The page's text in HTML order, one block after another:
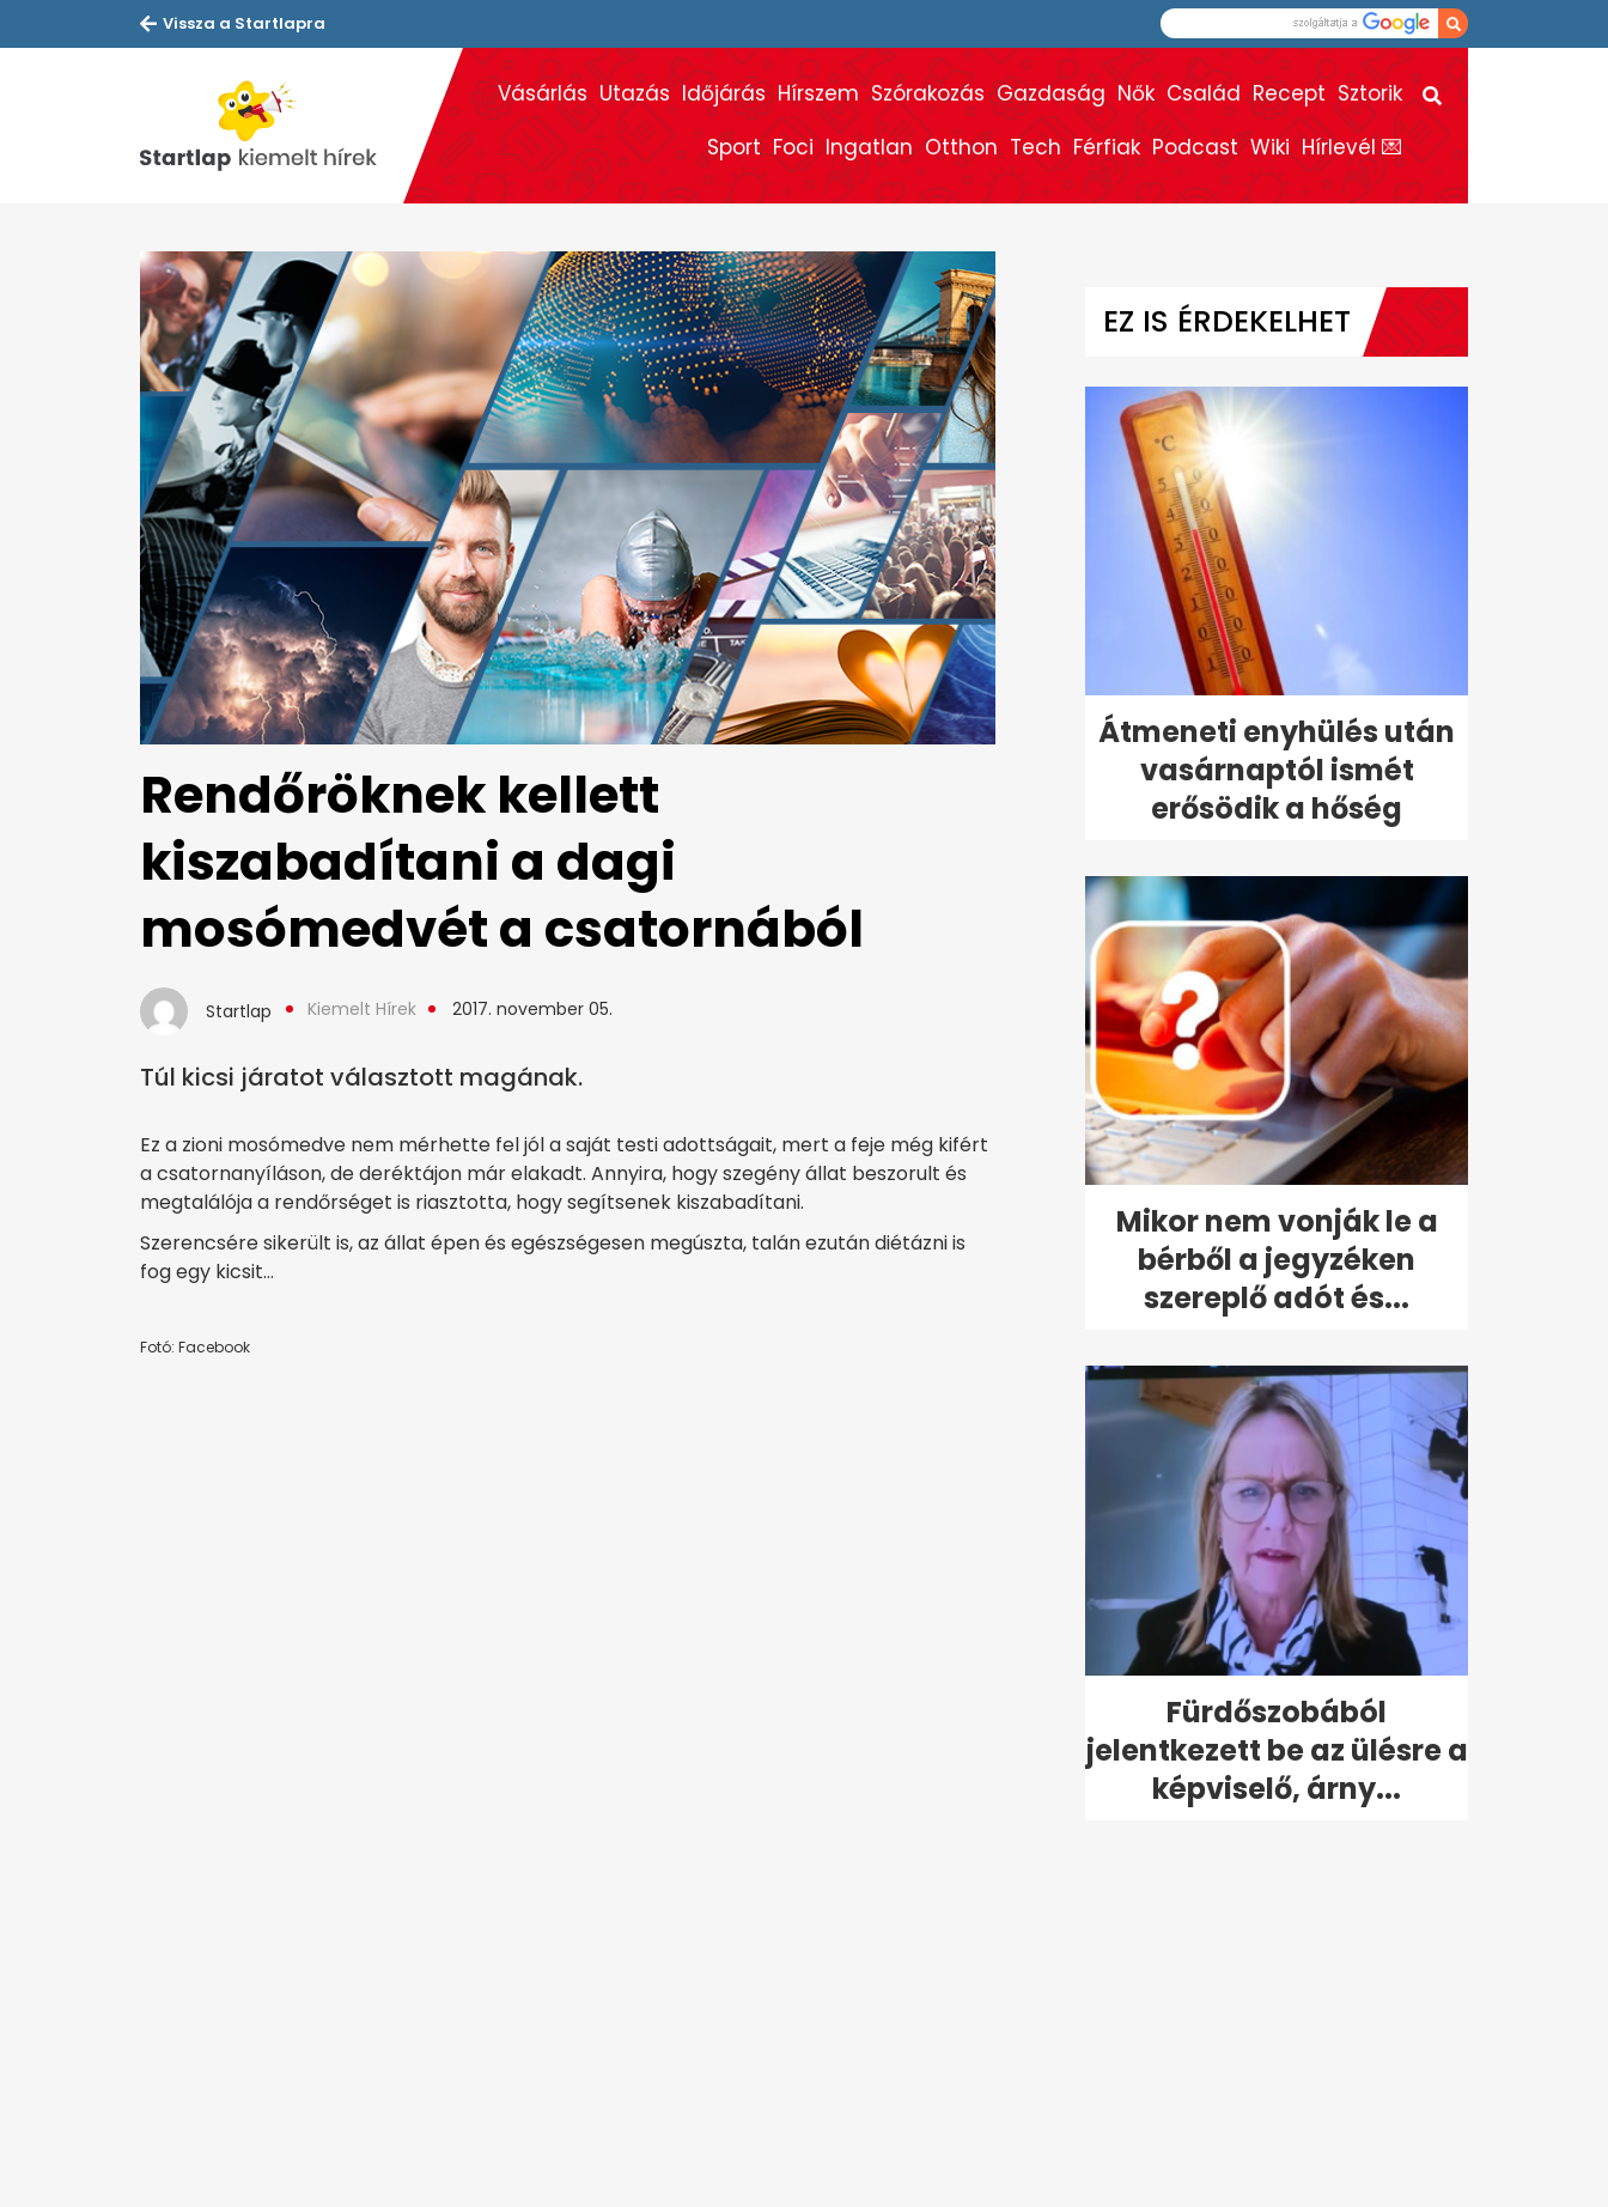
Vissza a Startlapra
Vásárlás Utazás Időjárás Hírszem Szórakozás Gazdaság Nők Család Recept Sztorik
Sport Foci Ingatlan Otthon Tech Férfiak Podcast Wiki Hírlevél 💌
Rendőröknek kellett
kiszabadítani a dagi
mosómedvét a csatornából
Startlap Kiemelt Hírek 2017. november 05.
Túl kicsi járatot választott magának.
Ez a zioni mosómedve nem mérhette fel jól a saját testi adottságait, mert a feje még kifért
a csatornanyíláson, de deréktájon már elakadt. Annyira, hogy szegény állat beszorult és
megtalálója a rendőrséget is riasztotta, hogy segítsenek kiszabadítani.
Szerencsére sikerült is, az állat épen és egészségesen megúszta, talán ezután diétázni is
fog egy kicsit…
Fotó: Facebook
EZ IS ÉRDEKELHET
Átmeneti enyhülés után
vasárnaptól ismét
erősödik a hőség
Mikor nem vonják le a
bérből a jegyzéken
szereplő adót és...
Fürdőszobából
jelentkezett be az ülésre a
képviselő, árny...